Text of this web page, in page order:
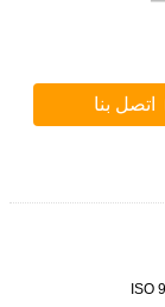
اتصل بنا
ISO